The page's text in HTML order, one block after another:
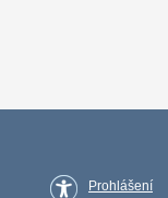
Prohlášení